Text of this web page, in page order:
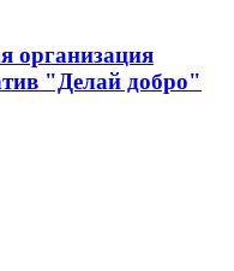
организация
"Делай добро"